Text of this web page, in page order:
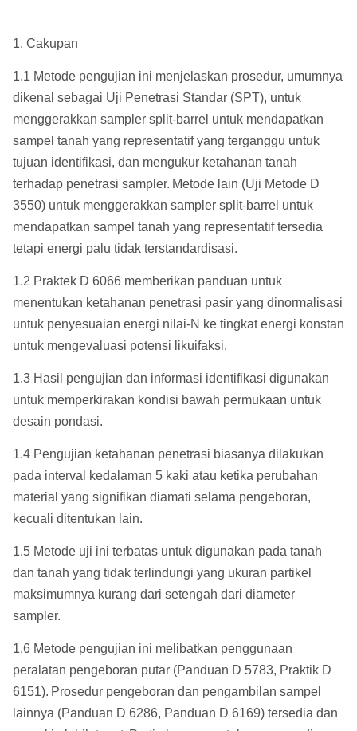
1. Cakupan
1.1 Metode pengujian ini menjelaskan prosedur, umumnya
dikenal sebagai Uji Penetrasi Standar (SPT), untuk
menggerakkan sampler split-barrel untuk mendapatkan
sampel tanah yang representatif yang terganggu untuk
tujuan identifikasi, dan mengukur ketahanan tanah
terhadap penetrasi sampler. Metode lain (Uji Metode D
3550) untuk menggerakkan sampler split-barrel untuk
mendapatkan sampel tanah yang representatif tersedia
tetapi energi palu tidak terstandardisasi.
1.2 Praktek D 6066 memberikan panduan untuk
menentukan ketahanan penetrasi pasir yang dinormalisasi
untuk penyesuaian energi nilai-N ke tingkat energi konstan
untuk mengevaluasi potensi likuifaksi.
1.3 Hasil pengujian dan informasi identifikasi digunakan
untuk memperkirakan kondisi bawah permukaan untuk
desain pondasi.
1.4 Pengujian ketahanan penetrasi biasanya dilakukan
pada interval kedalaman 5 kaki atau ketika perubahan
material yang signifikan diamati selama pengeboran,
kecuali ditentukan lain.
1.5 Metode uji ini terbatas untuk digunakan pada tanah
dan tanah yang tidak terlindungi yang ukuran partikel
maksimumnya kurang dari setengah dari diameter
sampler.
1.6 Metode pengujian ini melibatkan penggunaan
peralatan pengeboran putar (Panduan D 5783, Praktik D
6151). Prosedur pengeboran dan pengambilan sampel
lainnya (Panduan D 6286, Panduan D 6169) tersedia dan